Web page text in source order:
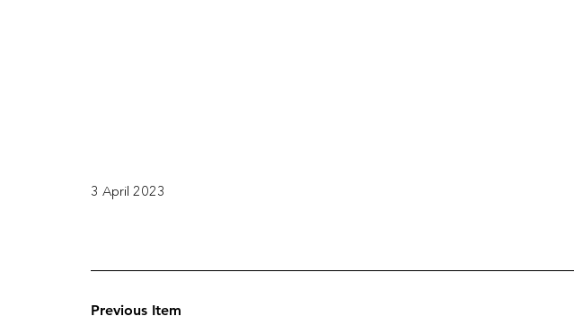
3 April 2023
Previous Item